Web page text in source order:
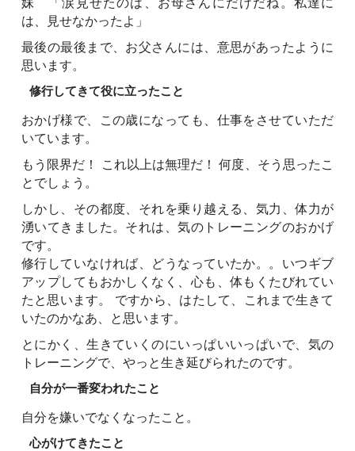
は、見せなかったよ」
最後の最後まで、お父さんには、意思があったように
思います。
修行してきて役に立ったこと
おかげ様で、この歳になっても、仕事をさせていただ
いています。
もう限界だ！ これ以上は無理だ！ 何度、そう思ったこ
とでしょう。
しかし、その都度、それを乗り越える、気力、体力が
湧いてきました。それは、気のトレーニングのおかげ
です。
修行していなければ、どうなっていたか。。いつギブ
アップしてもおかしくなく、心も、体もくたびれてい
たと思います。 ですから、はたして、これまで生きて
いたのかなあ、と思います。
とにかく、生きていくのにいっぱいいっぱいで、気の
トレーニングで、やっと生き延びられたのです。
自分が一番変われたこと
自分を嫌いでなくなったこと。
心がけてきたこと